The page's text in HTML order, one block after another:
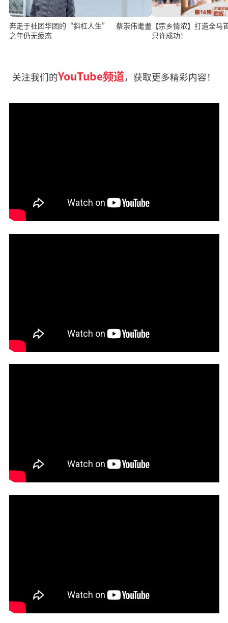
奔走于社团华团的“斜杠人生” 蔡崇伟耄耋
之年仍无疲态
【宗乡情浓】打造全
只许成功！
关注我们的YouTube频道，获取更多精彩内容！